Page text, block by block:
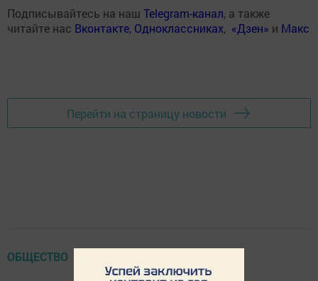
Подписывайтесь на наш Telegram-канал, а также
читайте нас Вконтакте, Одноклассниках, «Дзен» и Макс
Перейти на страницу новости
ОБЩЕСТВО